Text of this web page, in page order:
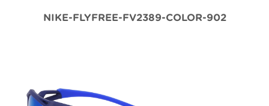
NIKE-FLYFREE-FV2389-COLOR-902